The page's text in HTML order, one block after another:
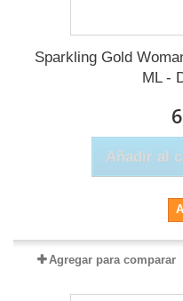
Sparkling Gold
ML -
Añadir al
Agregar para comparar